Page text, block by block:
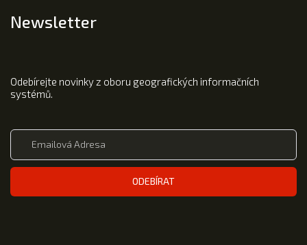
Newsletter
Odebírejte novinky z oboru geografických informačních
systémů.
ODEBÍRAT